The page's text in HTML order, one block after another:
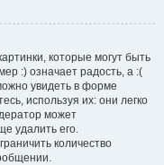
которые могут быть
:) означает радость, а :(
увидеть в форме
используя их: они легко
может
удалить его.
количество